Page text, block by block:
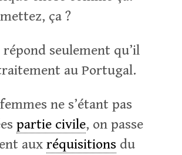
ça ?
répond seulement qu’il
au Portugal.
ne s’étant pas
partie civile, on passe
aux réquisitionsdu